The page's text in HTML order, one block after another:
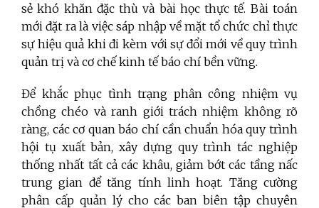
sẻ khó khăn đặc thù và bài học thực tế. Bài toán
mới đặt ra là việc sáp nhập về mặt tổ chức chỉ thực
sự hiệu quả khi đi kèm với sự đổi mới về quy trình
quản trị và cơ chế kinh tế báo chí bền vững.
Để khắc phục tình trạng phân công nhiệm vụ
chồng chéo và ranh giới trách nhiệm không rõ
ràng, các cơ quan báo chí cần chuẩn hóa quy trình
hội tụ xuất bản, xây dựng quy trình tác nghiệp
thống nhất tất cả các khâu, giảm bớt các tầng nấc
trung gian để tăng tính linh hoạt. Tăng cường
phân cấp quản lý cho các ban biên tập chuyên